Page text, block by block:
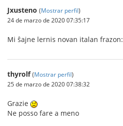
Jxusteno (Mostrar perfil)
24 de marzo de 2020 07:35:17
Mi ŝajne lernis novan italan frazon:
thyrolf (Mostrar perfil)
25 de marzo de 2020 07:38:32
Grazie
Ne posso fare a meno